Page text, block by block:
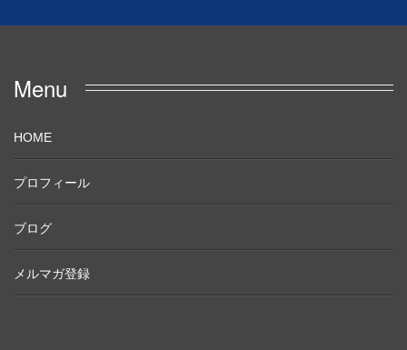
Menu
HOME
プロフィール
ブログ
メルマガ登録